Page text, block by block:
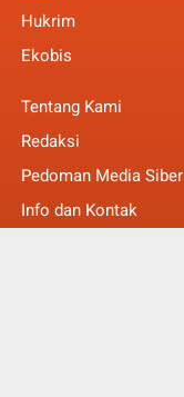
Hukrim
Ekobis
Tentang Kami
Redaksi
Pedoman Media Siber
Info dan Kontak